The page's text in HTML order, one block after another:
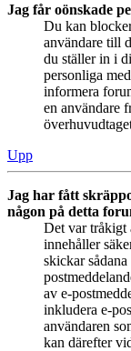
Jag får oönskade
Du kan
användare till
du ställer in i
personliga
informera
en användare
Upp
Jag har fått
någon på detta
Det var tråkigt
innehåller
skickar
av e-
inkludera e-
användaren
kan därefter